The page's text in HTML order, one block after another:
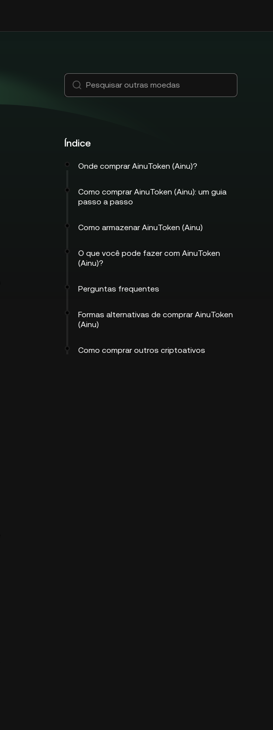
Índice
Onde comprar AinuToken (Ainu)?
Como comprar AinuToken (Ainu): um guia
passo a passo
Como armazenar AinuToken (Ainu)
O que você pode fazer com AinuToken
(Ainu)?
Perguntas frequentes
Formas alternativas de comprar AinuToken
(Ainu)
Como comprar outros criptoativos